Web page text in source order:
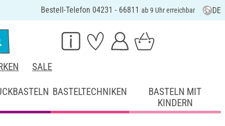
Bestell-Telefon 04231 - 66811 ab 9 Uhr erreichbar DE
SALE
BASTELTECHNIKEN
BASTELN MIT
KINDERN